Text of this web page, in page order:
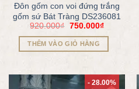
Đôn gốm con voi đứng trắng
gốm sứ Bát Tràng DS236081
920.000₫ 750.000₫
THÊM VÀO GIỎ HÀNG
- 28.00%